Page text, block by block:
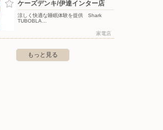
ケーズデンキ/伊達インター店
涼しく快適な睡眠体験を提供 Shark
TUBOBLA…
家電店
もっと見る